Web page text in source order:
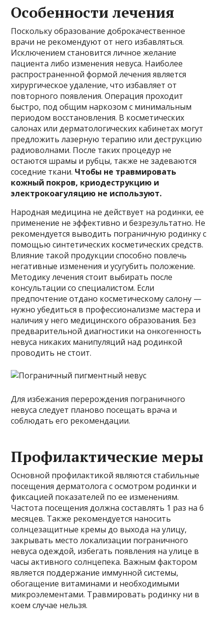
Особенности лечения
Поскольку образование доброкачественное
врачи не рекомендуют от него избавляться.
Исключением становится личное желание
пациента либо изменения невуса. Наиболее
распространенной формой лечения является
хирургическое удаление, что избавляет от
повторного появления. Операция проходит
быстро, под общим наркозом с минимальным
периодом восстановления. В косметических
салонах или дерматологических кабинетах могут
предложить лазерную терапию или деструкцию
радиоволнами. После таких процедур не
остаются шрамы и рубцы, также не задеваются
соседние ткани. Чтобы не травмировать
кожный покров, криодеструкцию и
электрокоагуляцию не используют.
Народная медицина не действует на родинки, ее
применение не эффективно и безрезультатно. Не
рекомендуется выводить пограничную родинку с
помощью синтетических косметических средств.
Влияние такой продукции способно повлечь
негативные изменения и усугубить положение.
Методику лечения стоит выбирать после
консультации со специалистом. Если
предпочтение отдано косметическому салону —
нужно убедиться в профессионализме мастера и
наличия у него медицинского образования. Без
предварительной диагностики на онкогенность
невуса никаких манипуляций над родинкой
проводить не стоит.
Для избежания перерождения пограничного
невуса следует планово посещать врача и
соблюдать его рекомендации.
Профилактические меры
Основной профилактикой являются стабильные
посещения дерматолога с осмотром родинки и
фиксацией показателей по ее изменениям.
Частота посещения должна составлять 1 раз на 6
месяцев. Также рекомендуется наносить
солнцезащитные кремы до выхода на улицу,
закрывать место локализации пограничного
невуса одеждой, избегать появления на улице в
часы активного солнцепека. Важным фактором
является поддержание иммунной системы,
обогащение витаминами и необходимыми
микроэлементами. Травмировать родинку ни в
коем случае нельзя.